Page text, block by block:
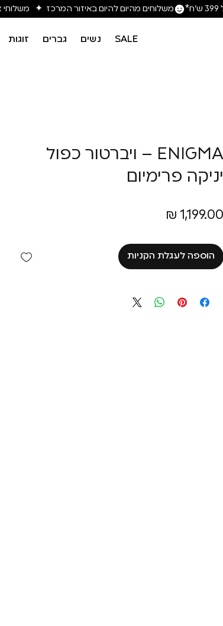
SALE נשים גברים זוגות
ENIGMA – ויברטור כפול
יניקה פרימיום
הוספה לעגלת הקניות